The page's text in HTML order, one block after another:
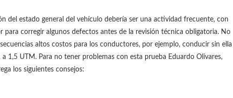
del estado general del vehículo debería ser una actividad frecuente, con
para corregir algunos defectos antes de la revisión técnica obligatoria. No
altos costos para los conductores, por ejemplo, conducir sin ella
1,5 UTM. Para no tener problemas con esta prueba Eduardo Olivares,
los siguientes consejos: